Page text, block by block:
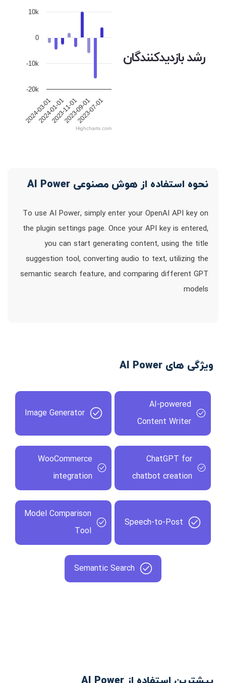
رشد بازدیدکنندگان
2024-03-01
2024-01-01
2023-11-01
2023-09-01
2023-07-01
-20k
-10k
0
10k
Highcharts.com
نحوه استفاده از هوش مصنوعی AI Power
To use AI Power, simply enter your OpenAI API key on
the plugin settings page. Once your API key is entered,
you can start generating content, using the title
suggestion tool, converting audio to text, utilizing the
semantic search feature, and comparing different GPT
models
ویژگی های AI Power
AI-powered
Content Writer
Image Generator
ChatGPT for
chatbot creation
WooCommerce
integration
Speech-to-Post
Model Comparison
Tool
Semantic Search